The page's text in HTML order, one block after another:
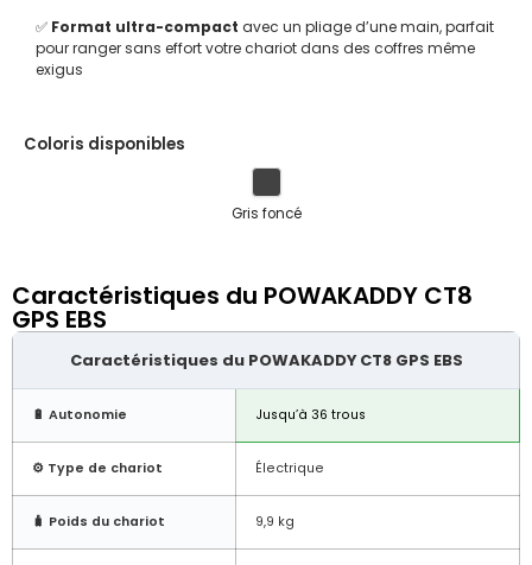
✅ Format ultra-compact avec un pliage d’une main, parfait
pour ranger sans effort votre chariot dans des coffres même
exigus
Coloris disponibles
Gris foncé
Caractéristiques du POWAKADDY CT8
GPS EBS
Caractéristiques du POWAKADDY CT8 GPS EBS
🔋 Autonomie Jusqu’à 36 trous
⚙️ Type de chariot Électrique
🧳 Poids du chariot 9,9 kg